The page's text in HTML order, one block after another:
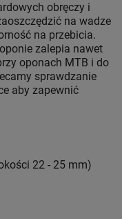
obręczy i
na wadze
na przebicia.
zalepia nawet
oponach MTB i do
sprawdzanie
aby zapewnić
22 - 25 mm)